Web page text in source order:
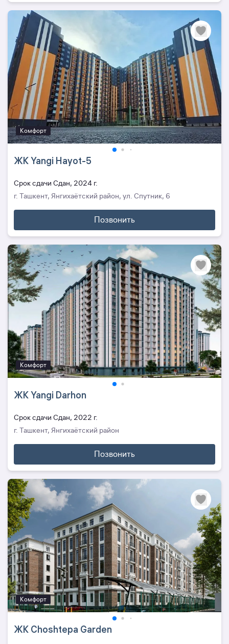
Комфорт
ЖК Yangi Hayot-5
Cрок сдачи Сдан, 2024 г.
г. Ташкент, Янгихаётский район, ул. Спутник, 6
Позвонить
Комфорт
ЖК Yangi Darhon
Cрок сдачи Сдан, 2022 г.
г. Ташкент, Янгихаётский район
Позвонить
Комфорт
ЖК Choshtepa Garden